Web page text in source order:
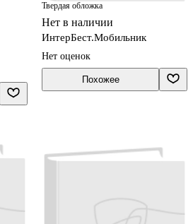
Твердая обложка
Нет в наличии
ИнтерБест.Мобильник
Нет оценок
Похожее